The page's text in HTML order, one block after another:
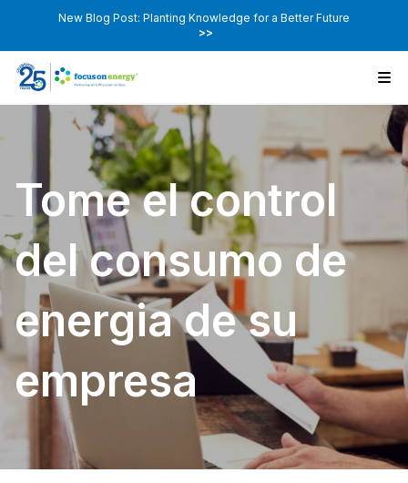
New Blog Post: Planting Knowledge for a Better Future
>>
Tome el control
del consumo de
energia de su
empresa